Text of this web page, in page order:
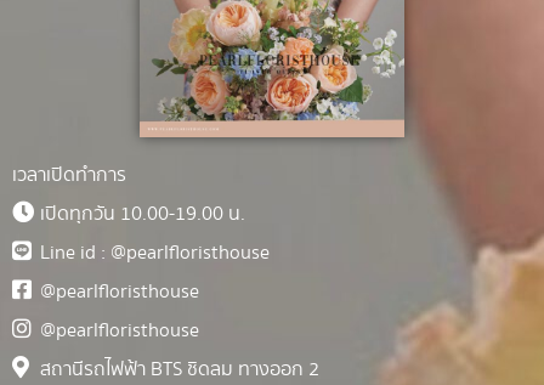
เวลาเปิดทำการ
เปิดทุกวัน 10.00-19.00 น.
Line id : @pearlfloristhouse
@pearlfloristhouse
@pearlfloristhouse
สถานีรถไฟฟ้า BTS ชิดลม ทางออก 2